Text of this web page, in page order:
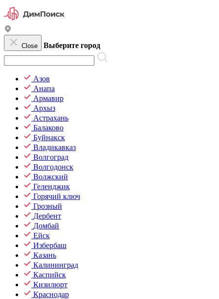
Close Выберите город
Азов
Анапа
Армавир
Архыз
Астрахань
Балаково
Буйнакск
Владикавказ
Волгоград
Волгодонск
Волжский
Геленджик
Горячий ключ
Грозный
Дербент
Домбай
Ейск
Избербаш
Казань
Калининград
Каспийск
Кизилюрт
Краснодар